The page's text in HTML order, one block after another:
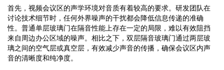
首先，视频会议区的声学环境对音质有着较高的要求。研发团队在
讨论技术细节时，任何外界噪声的干扰都会降低信息传递的准确
性。普通单层玻璃门在隔音性能上存在一定的局限，难以有效阻挡
来自周边办公区域的噪声。相比之下，双层隔音玻璃门通过两层玻
璃之间的空气层或真空层，有效减少声音的传播，确保会议区内声
音的清晰度和纯净度。